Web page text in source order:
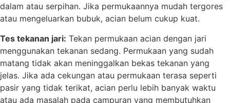
dalam atau serpihan. Jika permukaannya mudah tergores
atau mengeluarkan bubuk, acian belum cukup kuat.
Tes tekanan jari: Tekan permukaan acian dengan jari
menggunakan tekanan sedang. Permukaan yang sudah
matang tidak akan meninggalkan bekas tekanan yang
jelas. Jika ada cekungan atau permukaan terasa seperti
pasir yang tidak terikat, acian perlu lebih banyak waktu
atau ada masalah pada campuran yang membutuhkan